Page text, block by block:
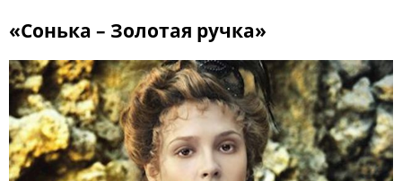
«Сонька – Золотая ручка»